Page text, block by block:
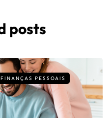
posts
FINANÇAS PESSOAIS